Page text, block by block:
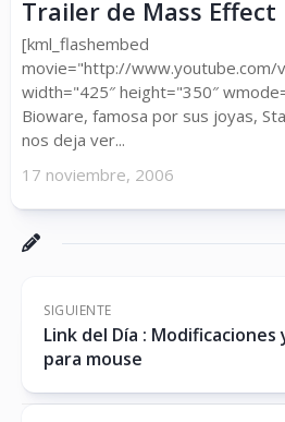
Trailer de Mass Effect
[kml_flashembed
movie="http://www.youtube.com/
width="425″ height="350″
Bioware, famosa por sus joyas,
nos deja ver...
17 noviembre, 2006
SIGUIENTE
Link del Día :
para mouse